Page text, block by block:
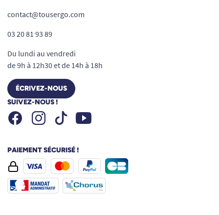
contact@tousergo.com
03 20 81 93 89
Du lundi au vendredi
de 9h à 12h30 et de 14h à 18h
ÉCRIVEZ-NOUS
SUIVEZ-NOUS !
FacebookInstagramTiktok Youtube
PAIEMENT SÉCURISÉ !